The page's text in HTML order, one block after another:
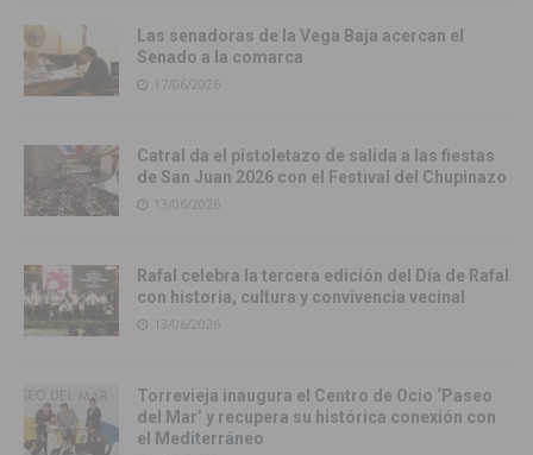
Las senadoras de la Vega Baja acercan el
Senado a la comarca
17/06/2026
Catral da el pistoletazo de salida a las fiestas
de San Juan 2026 con el Festival del Chupinazo
13/06/2026
Rafal celebra la tercera edición del Día de Rafal
con historia, cultura y convivencia vecinal
13/06/2026
Torrevieja inaugura el Centro de Ocio ‘Paseo
del Mar’ y recupera su histórica conexión con
el Mediterráneo